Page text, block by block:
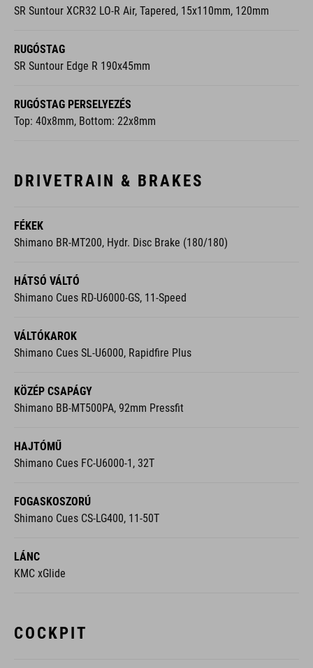
SR Suntour XCR32 LO-R Air, Tapered, 15x110mm, 120mm
RUGÓSTAG
SR Suntour Edge R 190x45mm
RUGÓSTAG PERSELYEZÉS
Top: 40x8mm, Bottom: 22x8mm
DRIVETRAIN & BRAKES
FÉKEK
Shimano BR-MT200, Hydr. Disc Brake (180/180)
HÁTSÓ VÁLTÓ
Shimano Cues RD-U6000-GS, 11-Speed
VÁLTÓKAROK
Shimano Cues SL-U6000, Rapidfire Plus
KÖZÉP CSAPÁGY
Shimano BB-MT500PA, 92mm Pressfit
HAJTÓMŰ
Shimano Cues FC-U6000-1, 32T
FOGASKOSZORÚ
Shimano Cues CS-LG400, 11-50T
LÁNC
KMC xGlide
COCKPIT